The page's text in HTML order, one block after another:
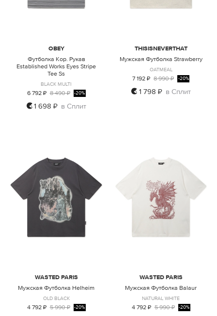
S M L XL XXL
OBEY
Футболка Кор. Рукав
Established Works Eyes Stripe
Tee Ss
BLACK MULTI
6 792 ₽ 8 490 ₽ -20%
1 698 ₽ в Сплит
THISISNEVERTHAT
Мужская Футболка Strawberry
OATMEAL
7 192 ₽ 8 990 ₽ -20%
1 798 ₽ в Сплит
WASTED PARIS
Мужская Футболка Helheim
OLD BLACK
4 792 ₽ 5 990 ₽ -20%
WASTED PARIS
Мужская Футболка Balaur
NATURAL WHITE
4 792 ₽ 5 990 ₽ -20%